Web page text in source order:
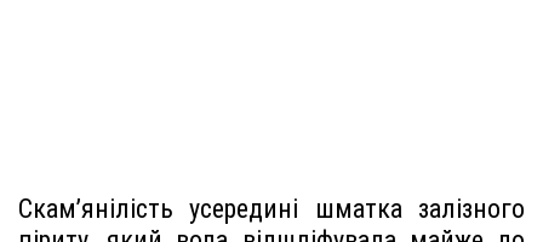
Скам’янілість усередині шматка залізного